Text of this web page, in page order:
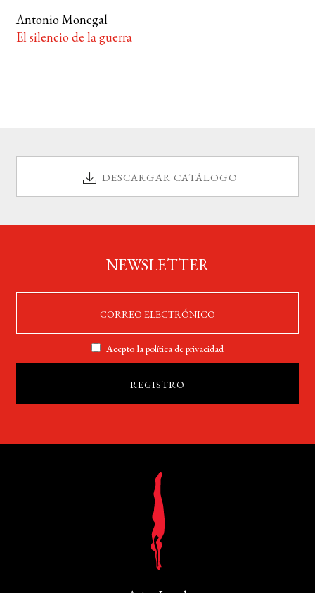
Antonio Monegal
El silencio de la guerra
DESCARGAR CATÁLOGO
NEWSLETTER
Acepto lapolítica de privacidad